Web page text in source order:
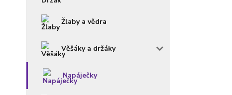
Žlaby a vědra
Věšáky a držáky
Napáječky